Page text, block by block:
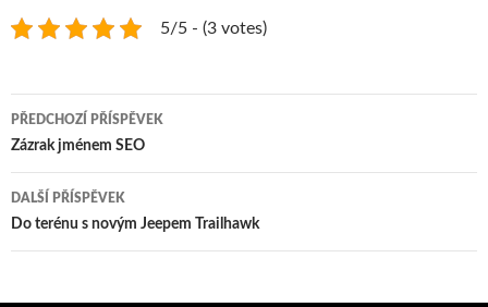
5/5 - (3 votes)
Navigace
pro
příspěvky
PŘEDCHOZÍ PŘÍSPĚVEK
Zázrak jménem SEO
DALŠÍ PŘÍSPĚVEK
Do terénu s novým Jeepem Trailhawk